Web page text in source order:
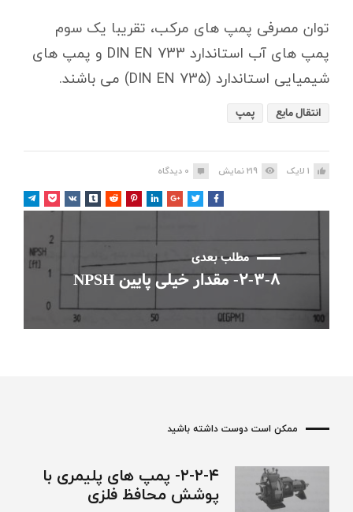
توان مصرفی پمپ های مرکب، تقریبا یک سوم
پمپ های آب استاندارد DIN EN 733 و پمپ های
شیمیایی استاندارد (DIN EN 735) می باشند.
انتقال مایع پمپ
1 لایک 219نمایش 0 دیدگاه
مطلب بعدی
۲-۳-۸- مقدار خیلی پایین NPSH
ممکن است دوست داشته باشید
۲-۲-۴- پمپ های پلیمری با
پوشش محافظ فلزی